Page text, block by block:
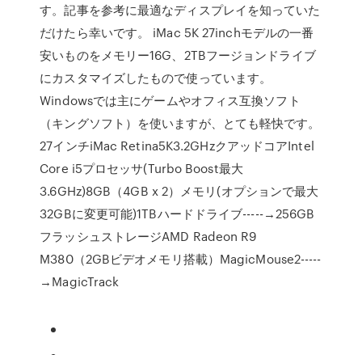
す。記事を参考に最適なディスプレイを知っていた
だけたら幸いです。 iMac 5K 27inchモデルの一番
安いものをメモリー16G、2TBフージョンドライブ
にカスタマイズしたもので使っています。
Windowsでは主にゲームやオフィス互換ソフト
（キングソフト）を使いますが、とても軽快です。
27インチiMac Retina5K3.2GHzクアッドコアIntel
Core i5プロセッサ(Turbo Boost最大
3.6GHz)8GB（4GB x 2）メモリ(オプションで最大
32GBに変更可能)1TBハードドライブ-----→256GB
フラッシュストレージAMD Radeon R9
M380（2GBビデオメモリ搭載）MagicMouse2-----
→MagicTrack